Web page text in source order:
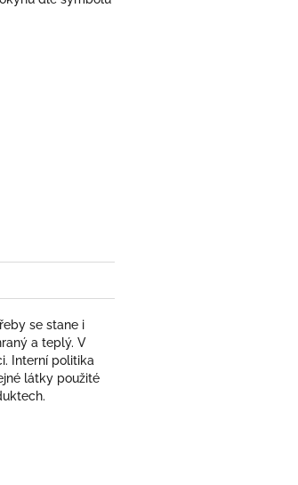
se stane i
a teplý. V
Interní politika
látky použité